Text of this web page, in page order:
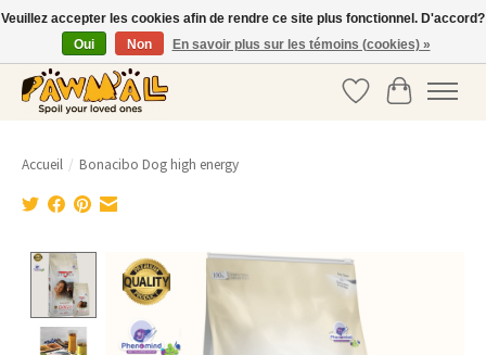
info@pawmall.nl • +31 20 337 39 03
Liste de souhaits
Panier
Accueil / Bonacibo Dog high energy
Product image slideshow Items
Veuillez accepter les cookies afin de rendre ce site plus fonctionnel. D'accord?
Oui
Non En savoir plus sur les témoins (cookies) »